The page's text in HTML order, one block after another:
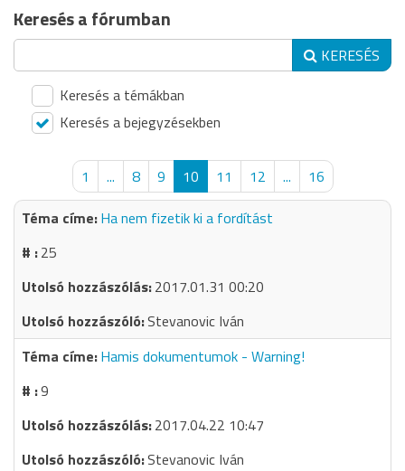
Keresés a fórumban
KERESÉS
Keresés a témákban
Keresés a bejegyzésekben
1 ... 8 9 10 11 12 ...
16
Ha nem fizetik ki a fordítást
25
2017.01.31 00:20
Stevanovic Iván
Hamis dokumentumok - Warning!
9
2017.04.22 10:47
Stevanovic Iván